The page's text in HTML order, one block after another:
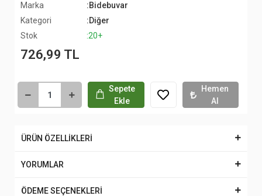
Marka
:Bidebuvar
Kategori
:Diğer
Stok
:20+
726,99 TL
Sepete
Ekle
Hemen
Al
ÜRÜN ÖZELLİKLERİ
YORUMLAR
ÖDEME SEÇENEKLERİ